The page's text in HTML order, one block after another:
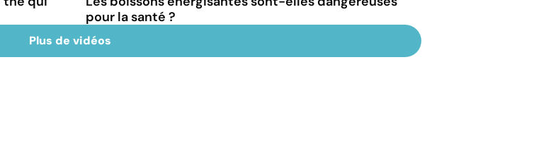
pour la santé ?
Plus de vidéos